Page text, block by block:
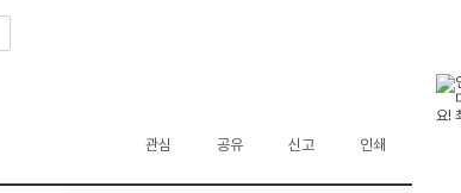
관심 공유 신고 인쇄